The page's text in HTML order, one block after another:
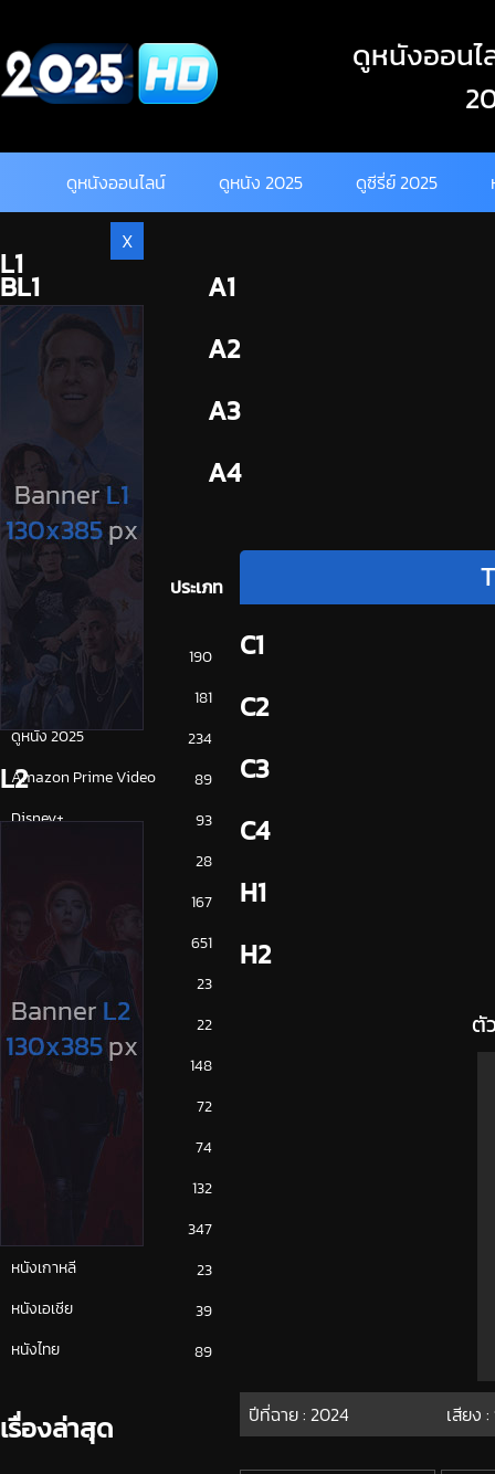
content
ดูหนังออนไ
ดูหนังออนไลน์ ดูหนัง 2025 ดูซีรี่ย์ 2025
BL1
A1
A2
A3
A4
ประเภท
การ์ตูน
190
ดูซีรี่ย์ 2025
181
ดูหนัง 2025
234
Amazon Prime Video
89
Disney+
93
28
167
NETFLIX
651
23
ซีรีย์ญี่ปุ่น
22
ซีรีย์ฝรั่ง
148
72
74
132
347
หนังเกาหลี
23
หนังเอเชีย
39
หนังไทย
89
เรื่องล่าสุด
C1
C2
C3
C4
H1
H2
ตั
ปีที่ฉาย : 2024 เสียง
X
L1
L2